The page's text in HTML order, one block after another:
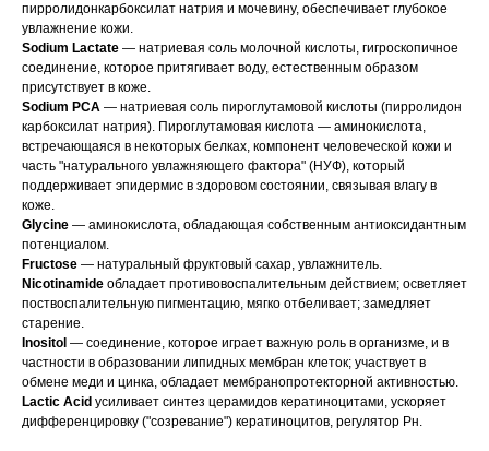
пирролидонкарбоксилат натрия и мочевину, обеспечивает глубокое
увлажнение кожи.
Sodium Lactate — натриевая соль молочной кислоты, гигроскопичное
соединение, которое притягивает воду, естественным образом
присутствует в коже.
Sodium PCA — натриевая соль пироглутамовой кислоты (пирролидон
карбоксилат натрия). Пироглутамовая кислота — аминокислота,
встречающаяся в некоторых белках, компонент человеческой кожи и
часть "натурального увлажняющего фактора" (НУФ), который
поддерживает эпидермис в здоровом состоянии, связывая влагу в
коже.
Glycine — аминокислота, обладающая собственным антиоксидантным
потенциалом.
Fructose — натуральный фруктовый сахар, увлажнитель.
Nicotinamide обладает противовоспалительным действием; осветляет
поствоспалительную пигментацию, мягко отбеливает; замедляет
старение.
Inositol — соединение, которое играет важную роль в организме, и в
частности в образовании липидных мембран клеток; участвует в
обмене меди и цинка, обладает мембранопротекторной активностью.
Lactic Acid усиливает синтез церамидов кератиноцитами, ускоряет
дифференцировку ("созревание") кератиноцитов, регулятор Рн.